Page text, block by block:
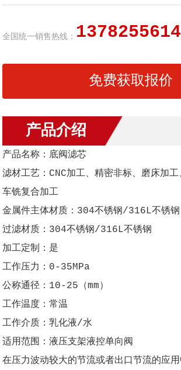
全国统一销售热线：
免费获取报价
产品介绍
产品名称：底阀滤芯
滤材工艺：CNC加工、精密非标、磨床加工
车铣复合加工
金属件主体材质：304不锈钢/316L不锈钢
过滤材质：304不锈钢/316L不锈钢
加工定制：是
工作压力：0-35MPa
公称通径：10-25（mm）
工作温度：常温
工作介质：乳化液/水
适用范围：液压支架液控单向阀
在压力波动较大的节流或者出口节流的应用